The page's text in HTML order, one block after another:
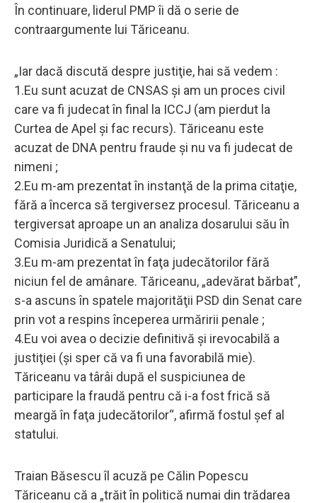
În continuare, liderul PMP îi dă o serie de
contraargumente lui Tăriceanu.
„Iar dacă discută despre justiţie, hai să vedem :
1.Eu sunt acuzat de CNSAS şi am un proces civil
care va fi judecat în final la ICCJ (am pierdut la
Curtea de Apel şi fac recurs). Tăriceanu este
acuzat de DNA pentru fraude şi nu va fi judecat de
nimeni ;
2.Eu m-am prezentat în instanţă de la prima citaţie,
fără a încerca să tergiversez procesul. Tăriceanu a
tergiversat aproape un an analiza dosarului său în
Comisia Juridică a Senatului;
3.Eu m-am prezentat în faţa judecătorilor fără
niciun fel de amânare. Tăriceanu, „adevărat bărbat”,
s-a ascuns în spatele majorităţii PSD din Senat care
prin vot a respins începerea urmăririi penale ;
4.Eu voi avea o decizie definitivă şi irevocabilă a
justiţiei (şi sper că va fi una favorabilă mie).
Tăriceanu va târâi după el suspiciunea de
participare la fraudă pentru că i-a fost frică să
meargă în faţa judecătorilor“, afirmă fostul șef al
statului.
Traian Băsescu îl acuză pe Călin Popescu
Tăriceanu că a „trăit în politică numai din trădarea